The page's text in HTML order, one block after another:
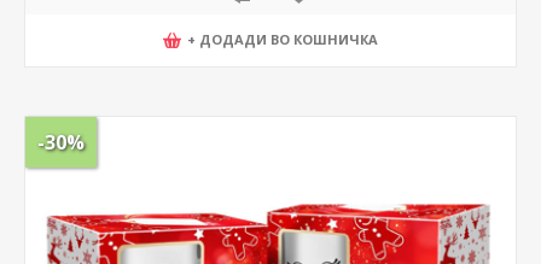
+ ДОДАДИ ВО КОШНИЧКА
-30%